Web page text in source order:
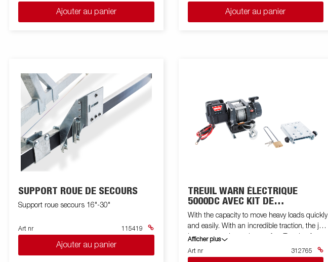
Ajouter au panier Ajouter au panier
SUPPORT ROUE DE SECOURS
Support roue secours 16"-30"
Art nr 115419
Ajouter au panier
TREUIL WARN ÉLECTRIQUE
5000DC AVEC KIT DE
MONTAGE
With the capacity to move heavy loads quickly
and easily. With an incredible traction, the job
becomes easier and more fun. Traction force
2268kg, Remote control 3.7m cable
(included). Line 18.3 m. Motor: Permanent
Afficher plus
Art nr
312765